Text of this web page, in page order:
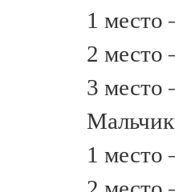
1 место
2 место
3 место
1 место